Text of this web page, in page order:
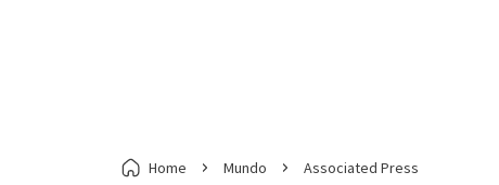
Home Mundo Associated Press